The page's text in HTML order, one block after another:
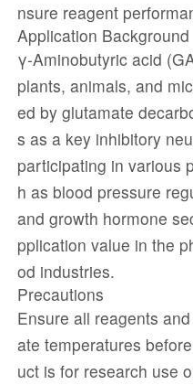
nsure reagent
Application Background
γ-Aminobutyric acid
plants, animals, and
ed by glutamate
s as a key inhibitory
participating in various
h as blood pressure
and growth hormone
pplication value in the
od industries.
Precautions
Ensure all reagents
ate temperatures
uct is for research use